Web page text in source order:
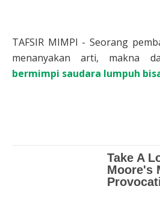
TAFSIR MIMPI - Seorang
menanyakan arti, makna
bermimpi saudara lumpuh